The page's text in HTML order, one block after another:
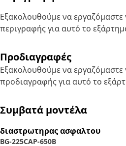
Εξακολουθούμε να
περιγραφής για αυτό το
Προδιαγραφές
Εξακολουθούμε να
προδιαγραφής για αυτό το
Συμβατά μοντέλα
διαστρωτηρας ασφαλτου
BG-225CAP-650B